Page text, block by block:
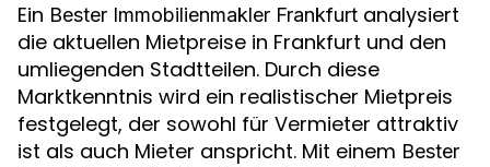
Ein Bester Immobilienmakler Frankfurt analysiert
die aktuellen Mietpreise in Frankfurt und den
umliegenden Stadtteilen. Durch diese
Marktkenntnis wird ein realistischer Mietpreis
festgelegt, der sowohl für Vermieter attraktiv
ist als auch Mieter anspricht. Mit einem Bester